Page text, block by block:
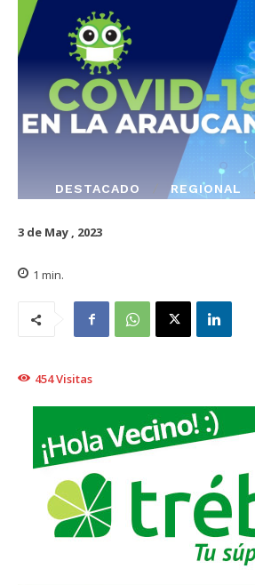
DESTACADO REGIONAL
3 de May , 2023
1 min.
454Visitas